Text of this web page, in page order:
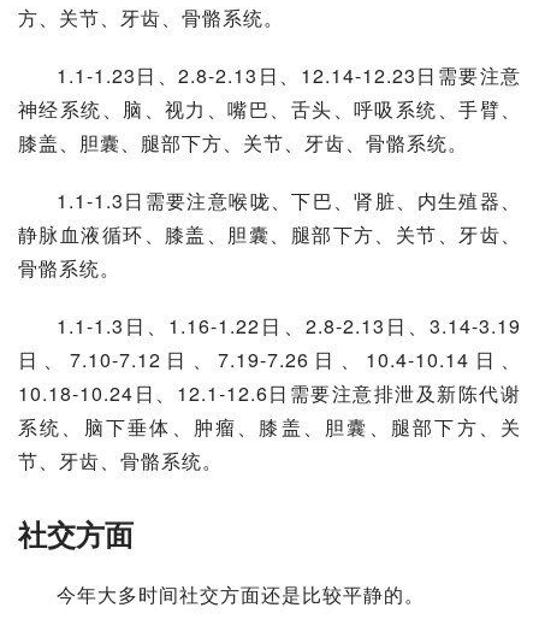
方、关节、牙齿、骨骼系统。
1.1-1.23日、2.8-2.13日、12.14-12.23日需要注意
神经系统、脑、视力、嘴巴、舌头、 呼吸系统、手臂、
膝盖、胆囊、腿部下方、关节、牙齿、骨骼系统。
1.1-1.3日需要注意喉咙、下巴、肾脏、内生殖器、
静脉血液循环、膝盖、胆囊、腿部下方、关节、牙齿、
骨骼系统。
1.1-1.3日、1.16-1.22日、2.8-2.13日、3.14-3.19
日、7.10-7.12日、7.19-7.26日、10.4-10.14日、
10.18-10.24日、12.1-12.6日需要注意排泄及 新陈代谢
系统、脑下垂体、肿瘤、膝盖、胆囊、腿部下方、关
节、牙齿、骨骼系统。
社交方面
今年大多时间社交方面还是比较平静的。